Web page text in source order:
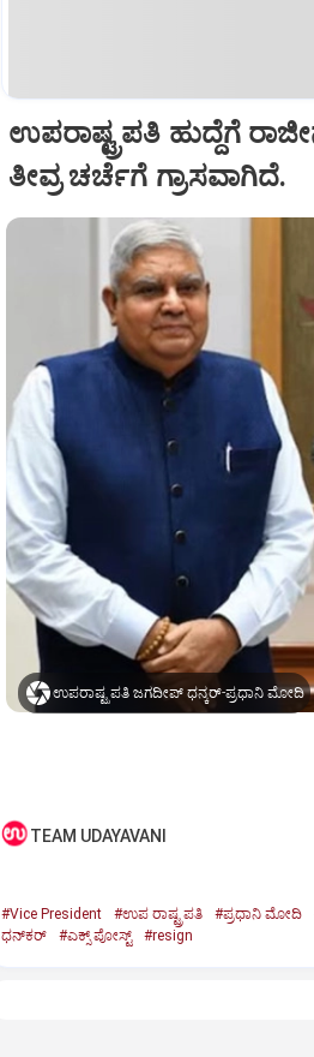
ಉಪರಾಷ್ಟ್ರಪತಿ ಹುದ್ದೆಗೆ
ತೀವ್ರ ಚರ್ಚೆಗೆ ಗ್ರಾಸವಾಗಿದೆ.
ಉಪರಾಷ್ಟ್ರಪತಿ ಜಗದೀಪ್‌ ಧನ್ಕರ್-ಪ್ರಧಾನಿ ಮೋದಿ
TEAM UDAYAVANI
#Vice President #ಉಪ ರಾಷ್ಟ್ರಪತಿ #ಪ್ರಧಾನಿ ಮೋದಿ
ಧನ್‌ಕರ್‌
#ಎಕ್ಸ್‌ ಪೋಸ್ಟ್ #resign